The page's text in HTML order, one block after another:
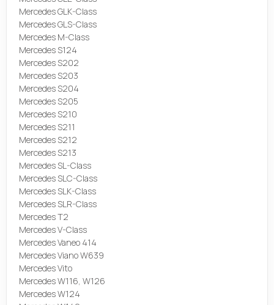
Mercedes GLK-Class
Mercedes GLS-Class
Mercedes M-Class
Mercedes S124
Mercedes S202
Mercedes S203
Mercedes S204
Mercedes S205
Mercedes S210
Mercedes S211
Mercedes S212
Mercedes S213
Mercedes SL-Class
Mercedes SLC-Class
Mercedes SLK-Class
Mercedes SLR-Class
Mercedes T2
Mercedes V-Class
Mercedes Vaneo 414
Mercedes Viano W639
Mercedes Vito
Mercedes W116, W126
Mercedes W124